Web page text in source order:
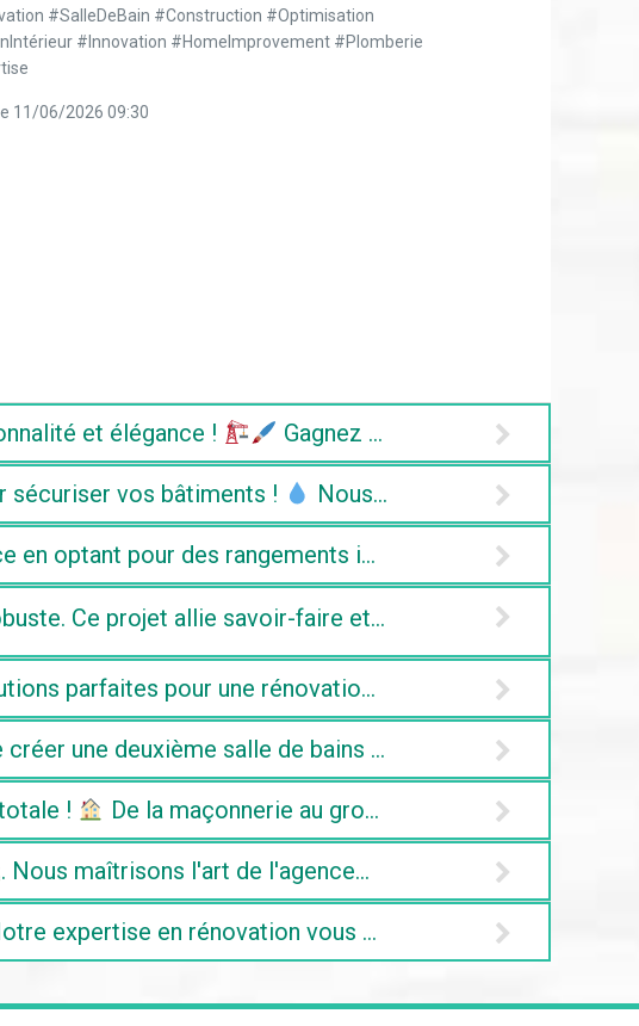
#SalleDeBain #Construction #Optimisation
#Innovation #HomeImprovement #Plomberie
11/06/2026 09:30
et élégance ! Gagnez de l'espace tout en
sécuriser vos bâtiments ! Nous avons mis notre
en optant pour des rangements intégrés et jouez sur la
Ce projet allie savoir-faire et esthétique, offrant une
parfaites pour une rénovation qui allie style et
une deuxième salle de bains sans compromis sur
! De la maçonnerie au gros œuvre, chaque détail
. Nous maîtrisons l'art de l'agencement pour que chaque
expertise en rénovation vous garantit un espace